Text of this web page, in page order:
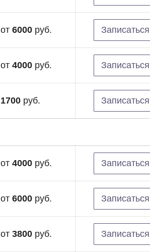
от 6000 руб. Записаться
от 4000 руб. Записаться
1700 руб. Записаться
от 4000 руб. Записаться
от 6000 руб. Записаться
от 3800 руб. Записаться